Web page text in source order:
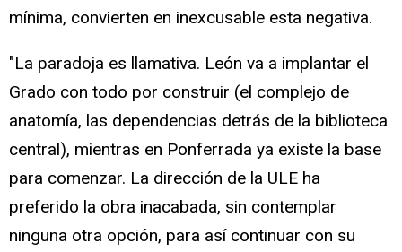
mínima, convierten en inexcusable esta negativa.
"La paradoja es llamativa. León va a implantar el
Grado con todo por construir (el complejo de
anatomía, las dependencias detrás de la biblioteca
central), mientras en Ponferrada ya existe la base
para comenzar. La dirección de la ULE ha
preferido la obra inacabada, sin contemplar
ninguna otra opción, para así continuar con su